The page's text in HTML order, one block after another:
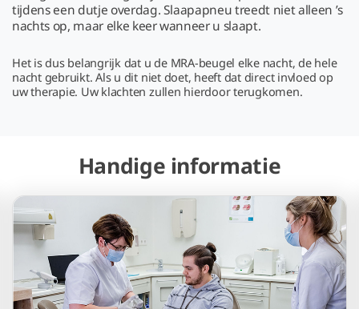
tijdens een dutje overdag. Slaapapneu treedt niet alleen ’s
nachts op, maar elke keer wanneer u slaapt.
Het is dus belangrijk dat u de MRA-beugel elke nacht, de hele
nacht gebruikt. Als u dit niet doet, heeft dat direct invloed op
uw therapie. Uw klachten zullen hierdoor terugkomen.
Handige informatie